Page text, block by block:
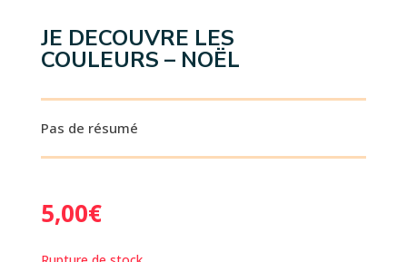
JE DECOUVRE LES
COULEURS – NOËL
Pas de résumé
5,00€